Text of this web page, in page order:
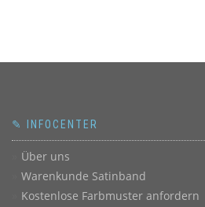
✎ INFOCENTER
Über uns
Warenkunde Satinband
Kostenlose Farbmuster anfordern